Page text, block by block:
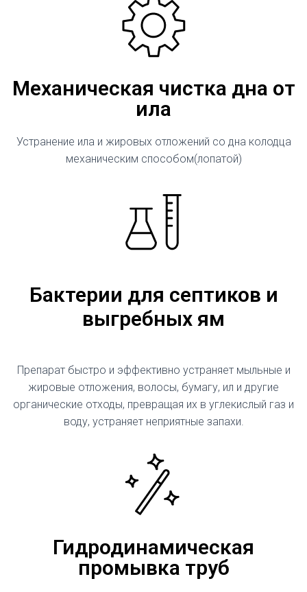
Механическая чистка дна от
ила
Устранение ила и жировых отложений со дна колодца
механическим способом(лопатой)
Бактерии для септиков и
выгребных ям
Препарат быстро и эффективно устраняет мыльные и
жировые отложения, волосы, бумагу, ил и другие
органические отходы, превращая их в углекислый газ и
воду, устраняет неприятные запахи.
Гидродинамическая
промывка труб